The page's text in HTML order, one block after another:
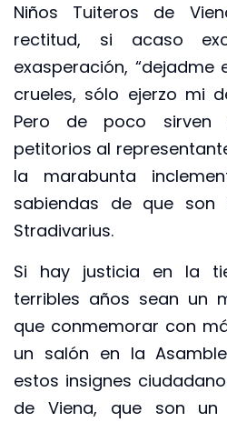
Niños Tuiteros de
rectitud, si acaso
exasperación, “dejadme
crueles, sólo ejerzo mi
Pero de poco sirven
petitorios al
la marabunta
sabiendas de que son
Stradivarius.
Si hay justicia en la
terribles años sean un
que conmemorar con
un salón en la
estos insignes
de Viena, que son